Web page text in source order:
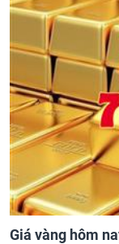
Giá vàng hôm